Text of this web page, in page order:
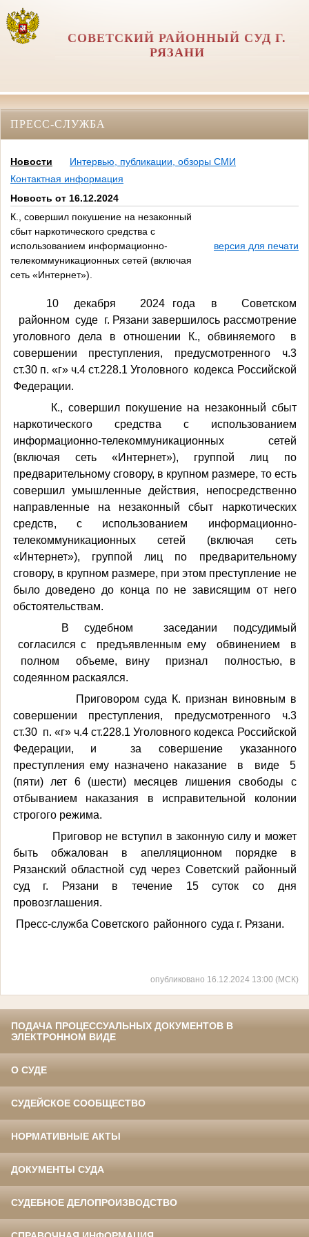
СОВЕТСКИЙ РАЙОННЫЙ СУД Г.
РЯЗАНИ
ПРЕСС-СЛУЖБА
Новости
Интервью, публикации, обзоры СМИ
Контактная информация
Новость от 16.12.2024
К., совершил покушение на незаконный
сбыт наркотического средства с
использованием информационно-
телекоммуникационных сетей (включая
сеть «Интернет»).
версия для печати
10 декабря 2024 года в Советском
районном суде г. Рязани завершилось рассмотрение
уголовного дела в отношении К., обвиняемого в
совершении преступления, предусмотренного ч.3
ст.30 п. «г» ч.4 ст.228.1 Уголовного кодекса Российской
Федерации.
К., совершил покушение на незаконный сбыт
наркотического средства с использованием
информационно-телекоммуникационных сетей
(включая сеть «Интернет»), группой лиц по
предварительному сговору, в крупном размере, то есть
совершил умышленные действия, непосредственно
направленные на незаконный сбыт наркотических
средств, с использованием информационно-
телекоммуникационных сетей (включая сеть
«Интернет»), группой лиц по предварительному
сговору, в крупном размере, при этом преступление не
было доведено до конца по не зависящим от него
обстоятельствам.
В судебном заседании подсудимый
согласился с предъявленным ему обвинением в
полном объеме, вину признал полностью, в
содеянном раскаялся.
Приговором суда К. признан виновным в
совершении преступления, предусмотренного ч.3
ст.30 п. «г» ч.4 ст.228.1 Уголовного кодекса Российской
Федерации, и за совершение указанного
преступления ему назначено наказание в виде 5
(пяти) лет 6 (шести) месяцев лишения свободы
с
отбыванием наказания в исправительной колонии
строгого режима.
Приговор не вступил в законную силу и может
быть обжалован в апелляционном порядке в
Рязанский областной суд через Советский районный
суд г. Рязани в течение 15 суток со дня
провозглашения.
Пресс-служба Советского районного суда г. Рязани.
опубликовано 16.12.2024 13:00 (МСК)
ПОДАЧА ПРОЦЕССУАЛЬНЫХ ДОКУМЕНТОВ В
ЭЛЕКТРОННОМ ВИДЕ
О СУДЕ
СУДЕЙСКОЕ СООБЩЕСТВО
НОРМАТИВНЫЕ АКТЫ
ДОКУМЕНТЫ СУДА
СУДЕБНОЕ ДЕЛОПРОИЗВОДСТВО